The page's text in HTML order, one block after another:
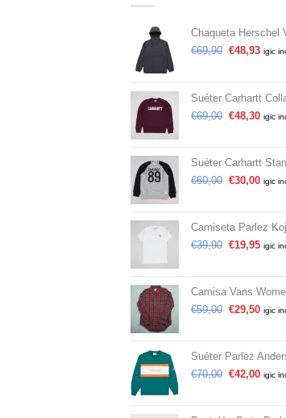
Chaqueta Herschel
€69,90 €48,93 igic
Suéter Carhartt
€69,00 €48,30 igic
Suéter Carhartt
€60,00 €30,00 igic
Camiseta Parlez
€39,90 €19,95 igic
Camisa Vans
€59,00 €29,50 igic
Suéter Parlez
€70,00 €42,00 igic